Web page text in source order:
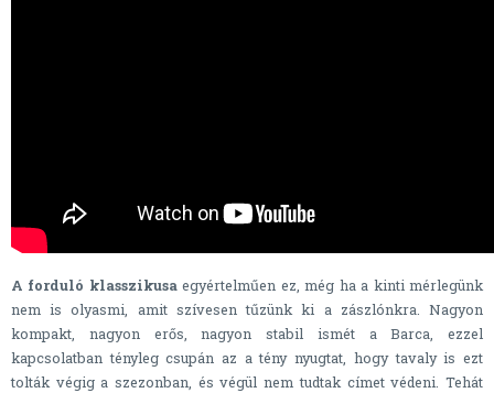
A forduló klasszikusaegyértelműen ez, még ha a kinti mérlegünk
nem is olyasmi, amit szívesen tűzünk ki a zászlónkra. Nagyon
kompakt, nagyon erős, nagyon stabil ismét a Barca, ezzel
kapcsolatban tényleg csupán az a tény nyugtat, hogy tavaly is ezt
tolták végig a szezonban, és végül nem tudtak címet védeni. Tehát